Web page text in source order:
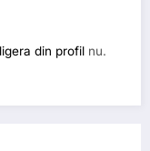
din profil nu.